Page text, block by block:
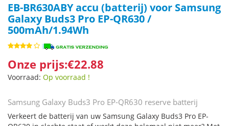
EB-BR630ABY accu (batterij) voor Samsung
Galaxy Buds3 Pro EP-QR630 /
500mAh/1.94Wh
Onze prijs:€22.88
Voorraad: Op voorraad !
Samsung Galaxy Buds3 Pro EP-QR630 reserve batterij
Verkeert de batterij van uw Samsung Galaxy Buds3 Pro EP-